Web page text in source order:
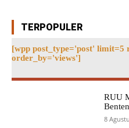
TERPOPULER
[wpp post_type='post' limit=5
order_by='views']
RUU
8